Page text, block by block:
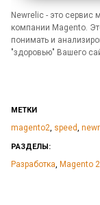
Newrelic - это сервис
компании Magento.
понимать и
"здоровью" Вашего
МЕТКИ
magento2, speed,
РАЗДЕЛЫ:
Разработка, Magento 2